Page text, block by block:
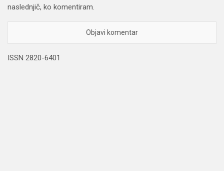
naslednjič, ko komentiram.
ISSN 2820-6401